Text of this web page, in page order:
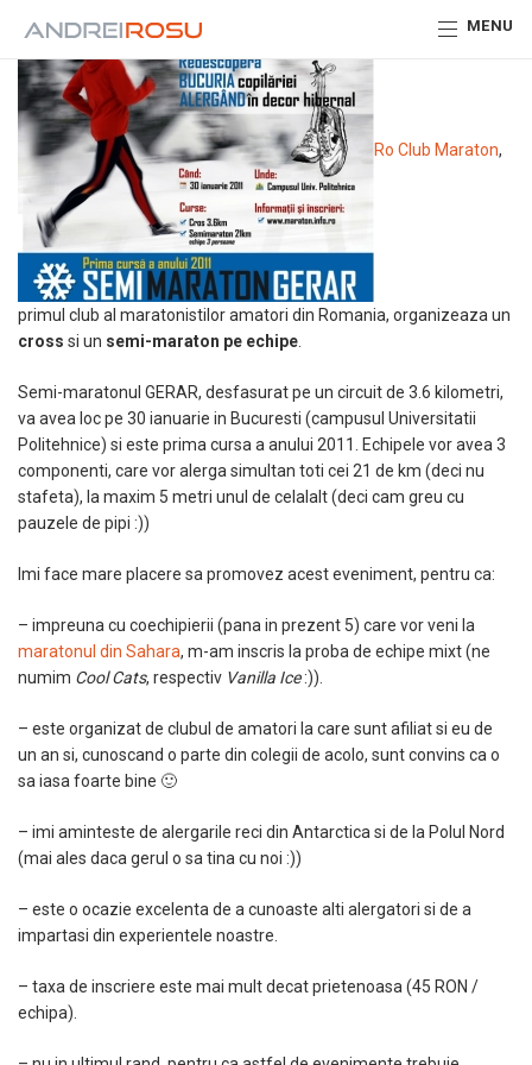
MENU
Ro Club Maraton,
primul club al maratonistilor amatori din Romania, organizeaza un
cross si un semi-maraton pe echipe
Semi-maratonul GERAR, desfasurat pe un circuit de 3.6 kilometri,
va avea loc pe 30 ianuarie in Bucuresti (campusul Universitatii
Politehnice) si este prima cursa a anului 2011. Echipele vor avea 3
componenti, care vor alerga simultan toti cei 21 de km (deci nu
stafeta), la maxim 5 metri unul de celalalt (deci cam greu cu
pauzele de pipi :))
Imi face mare placere sa promovez acest eveniment, pentru ca:
– impreuna cu coechipierii (pana in prezent 5) care vor veni la
maratonul din Sahara, m-am inscris la proba de echipe mixt (ne
numim Cool Cats, respectiv Vanilla Ice:)).
– este organizat de clubul de amatori la care sunt afiliat si eu de
un an si, cunoscand o parte din colegii de acolo, sunt convins ca o
sa iasa foarte bine 🙂
– imi aminteste de alergarile reci din Antarctica si de la Polul Nord
(mai ales daca gerul o sa tina cu noi :))
– este o ocazie excelenta de a cunoaste alti alergatori si de a
impartasi din experientele noastre.
– taxa de inscriere este mai mult decat prietenoasa (45 RON /
echipa).